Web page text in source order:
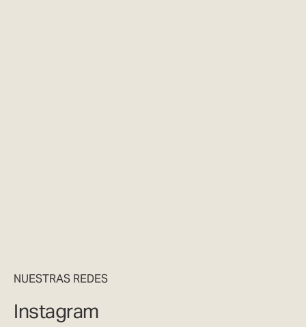
NUESTRAS REDES
Instagram